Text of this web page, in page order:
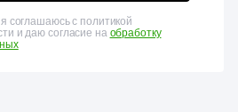
соглашаюсь с политикой
и даю согласие на обработку